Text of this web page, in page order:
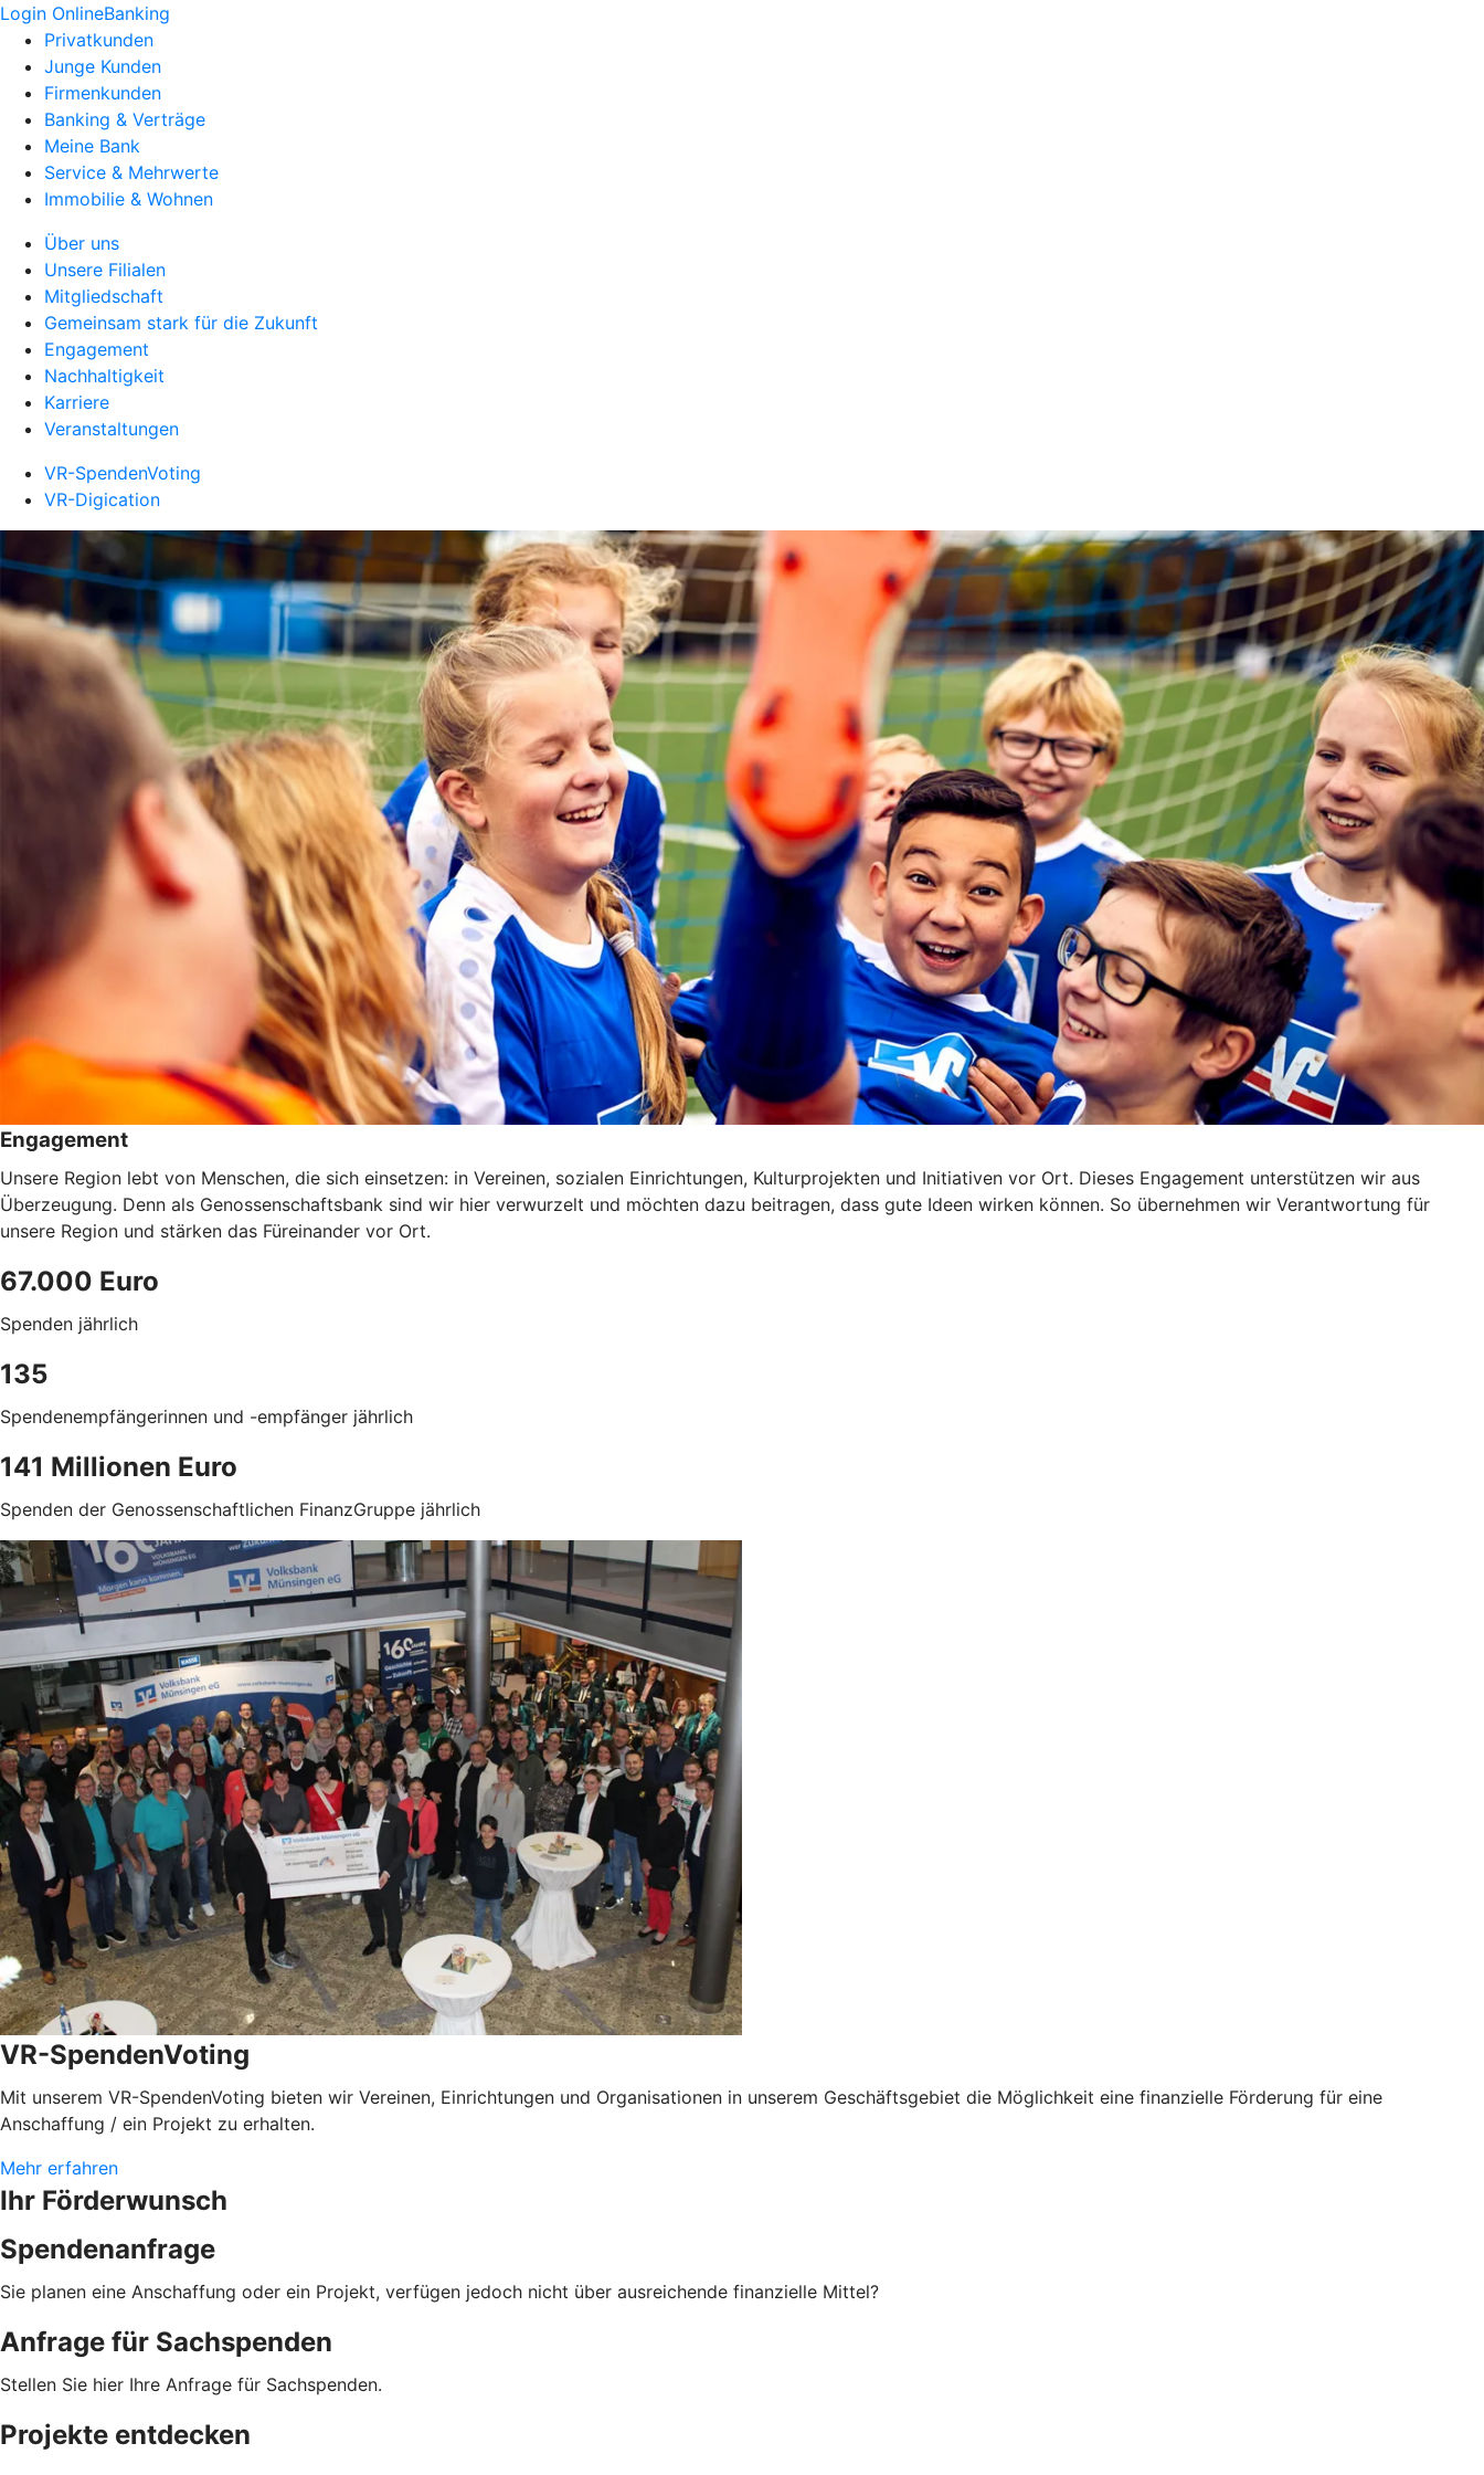
Login OnlineBanking
Privatkunden
Junge Kunden
Firmenkunden
Banking & Verträge
Meine Bank
Service & Mehrwerte
Immobilie & Wohnen
Über uns
Unsere Filialen
Mitgliedschaft
Gemeinsam stark für die Zukunft
Engagement
Nachhaltigkeit
Karriere
Veranstaltungen
VR-SpendenVoting
VR-Digication
Engagement
Unsere Region lebt von Menschen, die sich einsetzen: in Vereinen, sozialen Einrichtungen, Kulturprojekten und Initiativen vor Ort. Dieses Engagement unterstützen wir aus
Überzeugung. Denn als Genossenschaftsbank sind wir hier verwurzelt und möchten dazu beitragen, dass gute Ideen wirken können. So übernehmen wir Verantwortung für
unsere Region und stärken das Füreinander vor Ort.
67.000 Euro
Spenden jährlich
135
Spendenempfängerinnen und -empfänger jährlich
141 Millionen Euro
Spenden der Genossenschaftlichen FinanzGruppe jährlich
VR-SpendenVoting
Mit unserem VR-SpendenVoting bieten wir Vereinen, Einrichtungen und Organisationen in unserem Geschäftsgebiet die Möglichkeit eine finanzielle Förderung für eine
Anschaffung / ein Projekt zu erhalten.
Mehr erfahren
Ihr Förderwunsch
Spendenanfrage
Sie planen eine Anschaffung oder ein Projekt, verfügen jedoch nicht über ausreichende finanzielle Mittel?
Anfrage für Sachspenden
Stellen Sie hier Ihre Anfrage für Sachspenden.
Projekte entdecken